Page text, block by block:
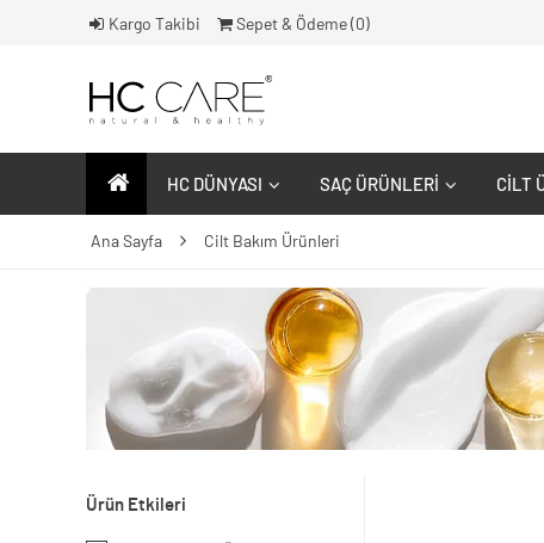
Kargo Takibi Sepet & Ödeme ( 0)
HC DÜNYASI SAÇ ÜRÜNLERI CILT
Ana Sayfa Cilt Bakım Ürünleri
Ürün Etkileri